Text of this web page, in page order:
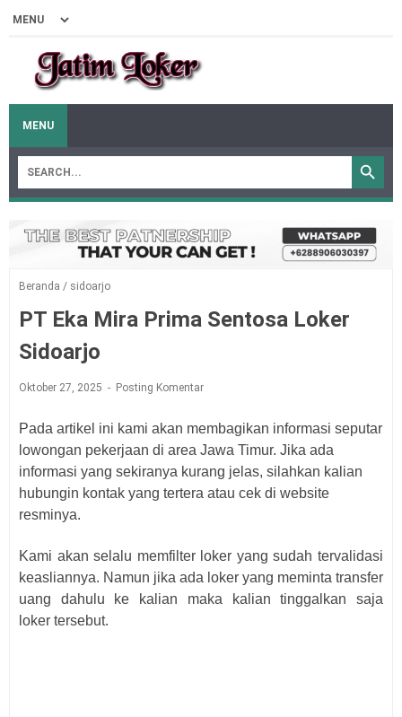
MENU
Beranda / sidoarjo
PT Eka Mira Prima Sentosa Loker
Sidoarjo
Oktober 27, 2025 Posting Komentar
Pada artikel ini kami akan membagikan informasi seputar
lowongan pekerjaan di area Jawa Timur. Jika ada
informasi yang sekiranya kurang jelas, silahkan kalian
hubungin kontak yang tertera atau cek di website
resminya.
Kami akan selalu memfilter loker yang sudah tervalidasi
keasliannya. Namun jika ada loker yang meminta transfer
uang dahulu ke kalian maka kalian tinggalkan saja
loker tersebut.